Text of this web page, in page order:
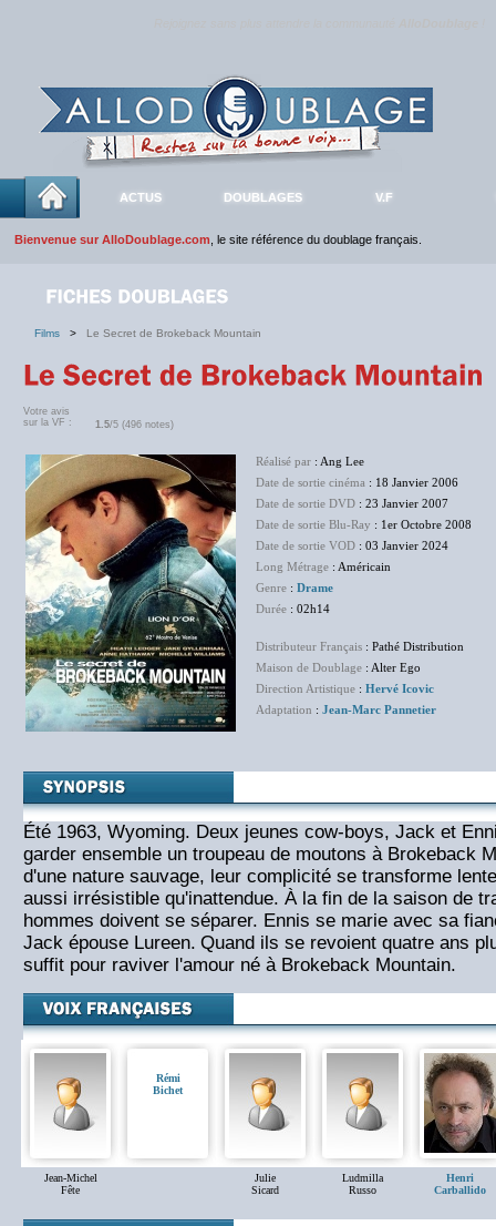
ACTUS DOUBLAGES V.F
Bienvenue sur AlloDoublage.com , le site référence du doublage français.
Films > Le Secret de Brokeback Mountain
Votre avis
sur la VF :
1.5/5 (496 notes)
Réalisé par : Ang Lee
Date de sortie cinéma : 18 Janvier 2006
Date de sortie DVD : 23 Janvier 2007
Date de sortie Blu-Ray : 1er Octobre 2008
Date de sortie VOD : 03 Janvier 2024
Long Métrage : Américain
Genre : Drame
Durée : 02h14
Distributeur Français : Pathé Distribution
Maison de Doublage : Alter Ego
Direction Artistique : Hervé Icovic
Adaptation : Jean-Marc Pannetier
Été 1963, Wyoming. Deux jeunes cow-boys, Jack et
garder ensemble un troupeau de moutons à Brokeback
d'une nature sauvage, leur complicité se transforme
aussi irrésistible qu'inattendue. À la fin de la saison de
hommes doivent se séparer. Ennis se marie avec sa
Jack épouse Lureen. Quand ils se revoient quatre ans
suffit pour raviver l'amour né à Brokeback Mountain.
Jean-Michel
Fête
Rémi
Bichet
Julie
Sicard
Ludmilla
Russo
Henri
Carballido